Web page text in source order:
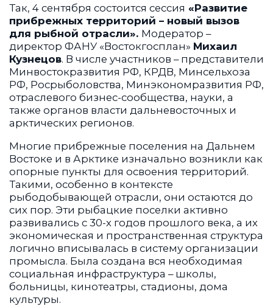
Так, 4 сентября состоится сессия «Развитие
прибрежных территорий – новый вызов
для рыбной отрасли». Модератор –
директор ФАНУ «Востокгосплан» Михаил
Кузнецов. В числе участников – представители
Минвостокразвития РФ, КРДВ, Минсельхоза
РФ, Росрыболовства, Минэкономразвития РФ,
отраслевого бизнес-сообщества, науки, а
также органов власти дальневосточных и
арктических регионов.
Многие прибрежные поселения на Дальнем
Востоке и в Арктике изначально возникли как
опорные пункты для освоения территорий.
Такими, особенно в контексте
рыбодобывающей отрасли, они остаются до
сих пор. Эти рыбацкие поселки активно
развивались с 30-х годов прошлого века, а их
экономическая и пространственная структура
логично вписывалась в систему организации
промысла. Была создана вся необходимая
социальная инфраструктура – школы,
больницы, кинотеатры, стадионы, дома
культуры.